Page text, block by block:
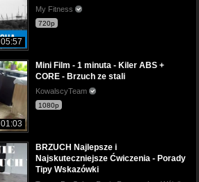
05:57
My Fitness
720p
01:03
Mini Film - 1 minuta - Kiler ABS +
CORE - Brzuch ze stali
KowalscyTeam
1080p
BRZUCH Najlepsze i
Najskuteczniejsze Ćwiczenia - Porady
Tipy Wskazówki